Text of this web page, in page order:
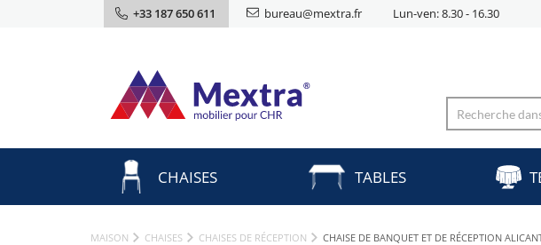
+33 187 650 611 bureau@mextra.fr Lun-ven: 8.30 - 16.30
CHAISES TABLES
MAISON CHAISES CHAISES DE RÉCEPTION CHAISE DE BANQUET ET DE RÉCEPTION